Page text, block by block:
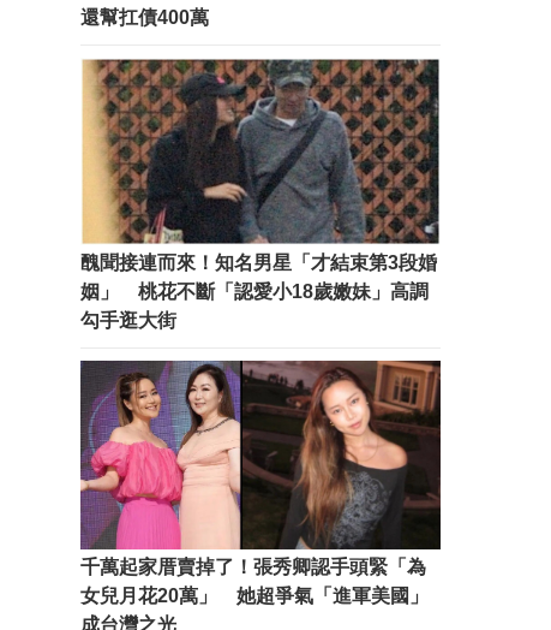
還幫扛債400萬
醜聞接連而來！知名男星「才結束第3段婚
姻」 桃花不斷「認愛小18歲嫩妹」高調
勾手逛大街
千萬起家厝賣掉了！張秀卿認手頭緊「為
女兒月花20萬」 她超爭氣「進軍美國」
成台灣之光